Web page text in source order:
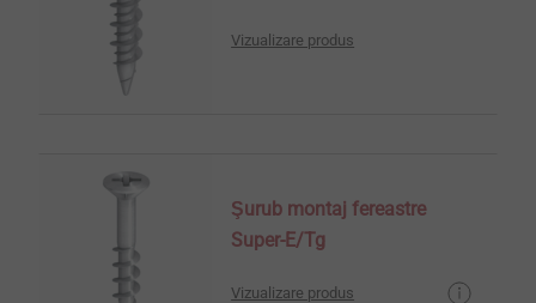
Vizualizare produs
Şurub montaj fereastre
Super-E/Tg
Vizualizare produs